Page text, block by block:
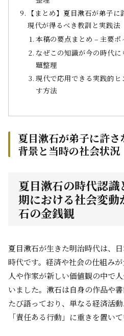
【まとめ】夏目漱石が弟子
現代が得るべき教訓と実践法
本稿の要点まとめ – 主要
なぜこの知識が今の時代
題整理
現代で応用できる実践的
す方法
夏目漱石が弟子に許
背景と当時の社会状況
夏目漱石の時代認
期における社会変
石の金銭観
夏目漱石が生きた明治時代は、
時代です。経済や社会の仕組み
人や作家が新しい価値観の中で
いました。漱石は自身の作品や
たび語っており、単なる経済活
「責任ある行動」に重きを置いて